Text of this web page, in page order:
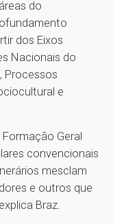
do
dos Eixos
Nacionais do
Processos
e
Geral
convencionais
mesclam
e outros que
Braz.